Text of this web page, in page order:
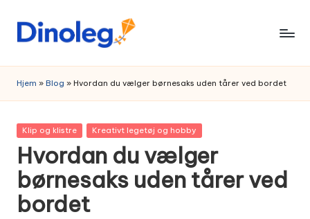
content
Hjem » Blog » Hvordan du vælger børnesaks uden tårer ved bordet
Posted
Klip og klistre Kreativt legetøj og hobby
Hvordan du vælger
børnesaks uden tårer ved
bordet